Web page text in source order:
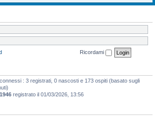
Ricordami
: 3 registrati, 0 nascosti e 173 ospiti (basato sugli
1946 registrato il 01/03/2026, 13:56